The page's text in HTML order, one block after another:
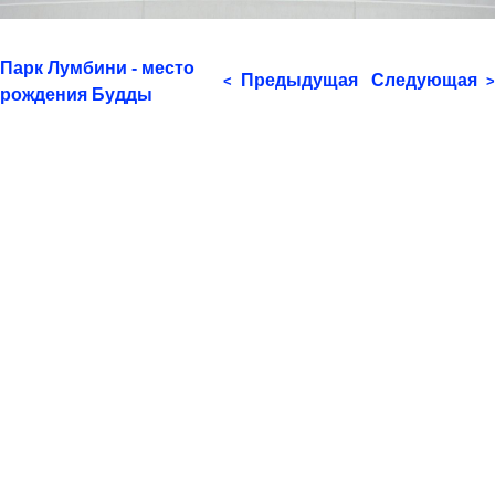
Парк Лумбини - место
рождения Будды
< Предыдущая Следующая >